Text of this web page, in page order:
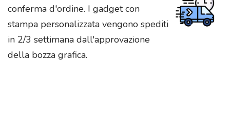
conferma d'ordine. I gadget con
stampa personalizzata vengono spediti
in 2/3 settimana dall'approvazione
della bozza grafica.